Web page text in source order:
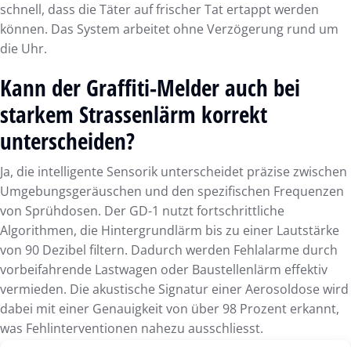
schnell, dass die Täter auf frischer Tat ertappt werden
können. Das System arbeitet ohne Verzögerung rund um
die Uhr.
Kann der Graffiti-Melder auch bei
starkem Strassenlärm korrekt
unterscheiden?
Ja, die intelligente Sensorik unterscheidet präzise zwischen
Umgebungsgeräuschen und den spezifischen Frequenzen
von Sprühdosen. Der GD-1 nutzt fortschrittliche
Algorithmen, die Hintergrundlärm bis zu einer Lautstärke
von 90 Dezibel filtern. Dadurch werden Fehlalarme durch
vorbeifahrende Lastwagen oder Baustellenlärm effektiv
vermieden. Die akustische Signatur einer Aerosoldose wird
dabei mit einer Genauigkeit von über 98 Prozent erkannt,
was Fehlinterventionen nahezu ausschliesst.